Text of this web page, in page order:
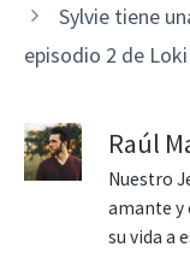
Sylvie tiene
episodio 2 de Loki
Raúl
Nuestro
amante y
su vida a